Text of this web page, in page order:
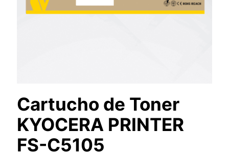
Cartucho de Toner
KYOCERA PRINTER
FS-C5105